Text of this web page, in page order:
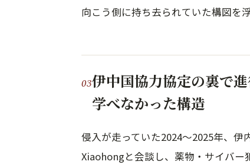
向こう側に持ち去られていた構図を
伊中国協力協定の裏で
学べなかった構造
侵入が走っていた2024〜2025年、
Xiaohongと会談し、薬物・サイバー